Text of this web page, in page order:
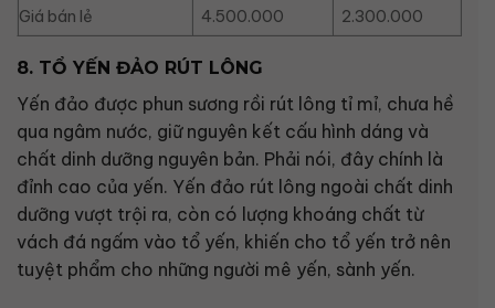
Giá bán lẻ
4.500.000 2.300.000
8. TỔ YẾN ĐẢO RÚT LÔNG
Yến đảo được phun sương rồi rút lông tỉ mỉ, chưa hề
qua ngâm nước, giữ nguyên kết cấu hình dáng và
chất dinh dưỡng nguyên bản. Phải nói, đây chính là
đỉnh cao của yến. Yến đảo rút lông ngoài chất dinh
dưỡng vượt trội ra, còn có lượng khoáng chất từ
vách đá ngấm vào tổ yến, khiến cho tổ yến trở nên
tuyệt phẩm cho những người mê yến, sành yến.